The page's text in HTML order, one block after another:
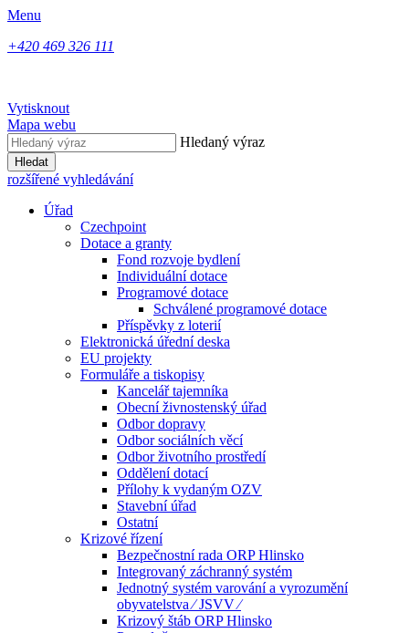
Menu
+420 469 326 111
Vytisknout
Mapa webu
Hledaný výraz
Hledat
rozšířené vyhledávání
Úřad
Czechpoint
Dotace a granty
Fond rozvoje bydlení
Individuální dotace
Programové dotace
Schválené programové dotace
Příspěvky z loterií
Elektronická úřední deska
EU projekty
Formuláře a tiskopisy
Kancelář tajemníka
Obecní živnostenský úřad
Odbor dopravy
Odbor sociálních věcí
Odbor životního prostředí
Oddělení dotací
Přílohy k vydaným OZV
Stavební úřad
Ostatní
Krizové řízení
Bezpečnostní rada ORP Hlinsko
Integrovaný záchranný systém
Jednotný systém varování a vyrozumění
obyvatelstva ⁄ JSVV ⁄
Krizový štáb ORP Hlinsko